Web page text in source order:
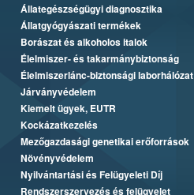
Állategészségügyi diagnosztika
Állatgyógyászati termékek
Borászat és alkoholos italok
Élelmiszer- és takarmánybiztonság
Élelmiszerlánc-biztonsági laborhálózat
Járványvédelem
Kiemelt ügyek, EUTR
Kockázatkezelés
Mezőgazdasági genetikai erőforrások
Növényvédelem
Nyilvántartási és Felügyeleti Díj
Rendszerszervezés és felügyelet